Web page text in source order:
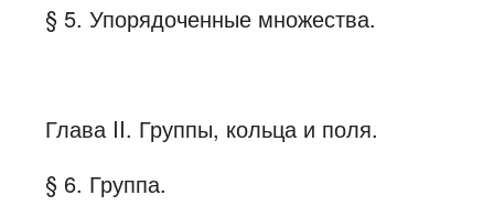
§ 5. Упорядоченные множества.
Глава II. Группы, кольца и поля.
§ 6. Группа.